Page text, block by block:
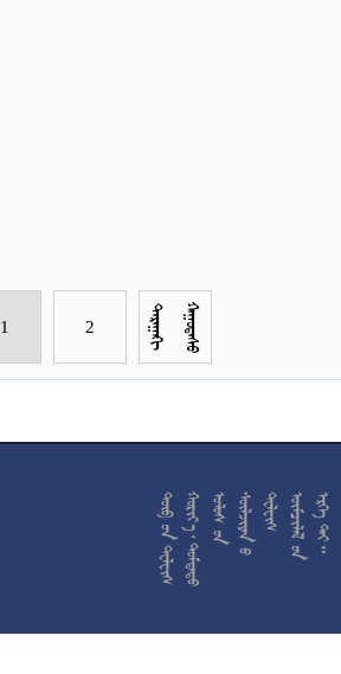
1 2 













 










































































































